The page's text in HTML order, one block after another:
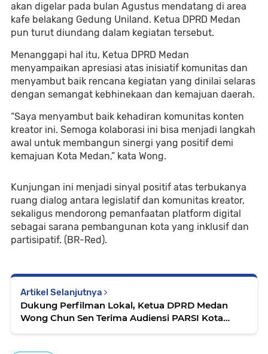
akan digelar pada bulan Agustus mendatang di area
kafe belakang Gedung Uniland. Ketua DPRD Medan
pun turut diundang dalam kegiatan tersebut.
Menanggapi hal itu, Ketua DPRD Medan
menyampaikan apresiasi atas inisiatif komunitas dan
menyambut baik rencana kegiatan yang dinilai selaras
dengan semangat kebhinekaan dan kemajuan daerah.
“Saya menyambut baik kehadiran komunitas konten
kreator ini. Semoga kolaborasi ini bisa menjadi langkah
awal untuk membangun sinergi yang positif demi
kemajuan Kota Medan,” kata Wong.
Kunjungan ini menjadi sinyal positif atas terbukanya
ruang dialog antara legislatif dan komunitas kreator,
sekaligus mendorong pemanfaatan platform digital
sebagai sarana pembangunan kota yang inklusif dan
partisipatif. (BR-Red).
Artikel Selanjutnya
Dukung Perfilman Lokal, Ketua DPRD Medan
Wong Chun Sen Terima Audiensi PARSI Kota